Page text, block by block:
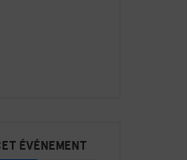
ÉVÉNEMENT